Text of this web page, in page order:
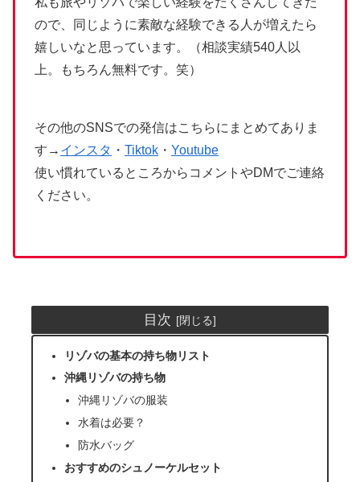
ので、同じように素敵な経験できる人が増えたら
嬉しいなと思っています。（相談実績540人以
上。もちろん無料です。笑）
その他のSNSでの発信はこちらにまとめてありま
す→ インスタ ・ Tiktok ・ Youtube
使い慣れているところからコメントやDMでご連絡
ください。
目次
リゾバの基本の持ち物リスト
沖縄リゾバの持ち物
沖縄リゾバの服装
水着は必要？
防水バッグ
おすすめのシュノーケルセット